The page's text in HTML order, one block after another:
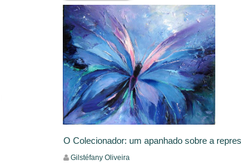
O Colecionador: um apanhado sobre a
Gilstéfany Oliveira